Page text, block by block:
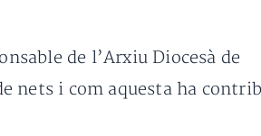
de l’Arxiu Diocesà de
nets i com aquesta ha